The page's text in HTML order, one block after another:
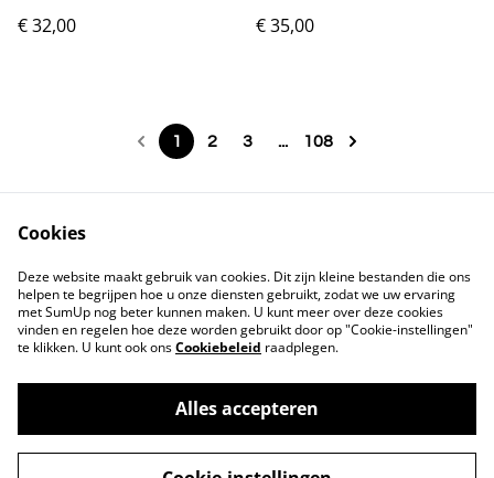
€ 32,00 € 35,00
1 2 3 ... 108
Contact
Voorwaarden
Privacybeleid
Cookiebeleid
©2026Markthuis Friesland
Cookies
Deze website maakt gebruik van cookies. Dit zijn kleine bestanden die ons
helpen te begrijpen hoe u onze diensten gebruikt, zodat we uw ervaring
met SumUp nog beter kunnen maken. U kunt meer over deze cookies
vinden en regelen hoe deze worden gebruikt door op "Cookie-instellingen"
te klikken. U kunt ook onsCookiebeleid raadplegen.
Alles accepteren